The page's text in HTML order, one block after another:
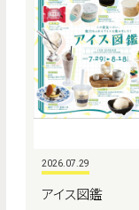
2026.07.29
アイス図鑑